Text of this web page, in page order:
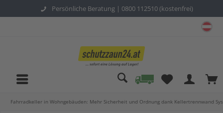
Persönliche Beratung | 0800 112510 (kostenfrei)
Fahrradkeller in Wohngebäuden: Mehr Sicherheit und Ordnung dank Kellertrennwand